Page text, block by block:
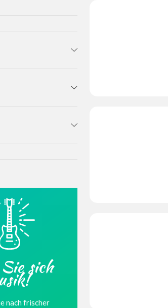
sich
nach frischer